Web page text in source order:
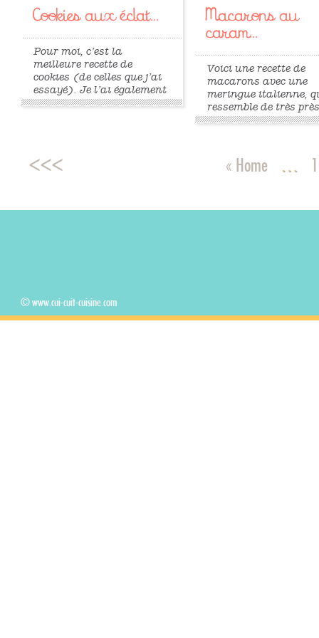
Cookies aux éclat...
Pour moi, c’est la
meilleure recette de
cookies (de celles que j’ai
essayé). Je l’ai également
testée avec des pépites de
beurre mou 2 pincées de
Macarons au
caram...
Voici une recette de
macarons avec une
meringue italienne,
ressemble de très
recette de Christophe
trouve que la
française donne une
s’étalent...
« Home …
© www.cui-cuit-cuisine.com